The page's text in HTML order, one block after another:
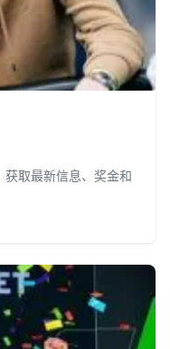
取最新信息、奖金和